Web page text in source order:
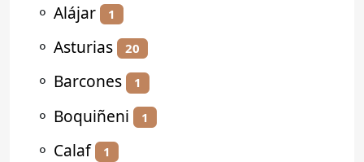
⚬ Alájar 1
⚬ Asturias 20
⚬ Barcones 1
⚬ Boquiñeni 1
⚬ Calaf 1